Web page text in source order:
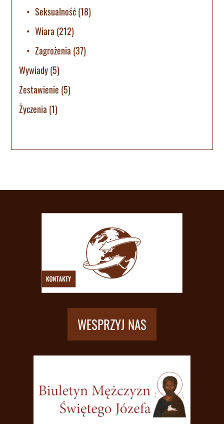
Seksualność(18)
Wiara (212)
Zagrożenia (37)
Wywiady(5)
Zestawienie (5)
Życzenia (1)
WESPRZYJ NAS